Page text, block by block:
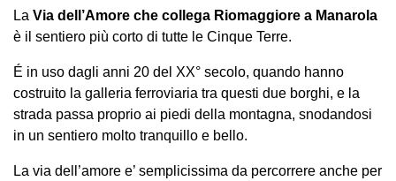
La Via dell’Amore che collega Riomaggiore a Manarola
è il sentiero più corto di tutte le Cinque Terre.
É in uso dagli anni 20 del XX° secolo, quando hanno
costruito la galleria ferroviaria tra questi due borghi, e la
strada passa proprio ai piedi della montagna, snodandosi
in un sentiero molto tranquillo e bello.
La via dell’amore e’ semplicissima da percorrere anche per